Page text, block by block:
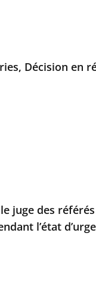
Décision en
juge des
l’état